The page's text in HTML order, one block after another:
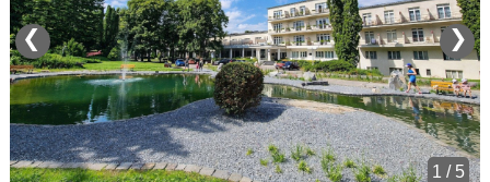
❮ ❯
1 / 5